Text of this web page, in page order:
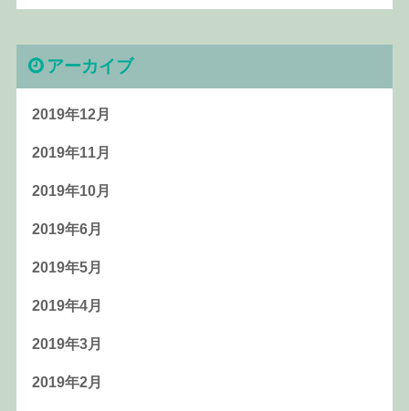
アーカイブ
2019年12月
2019年11月
2019年10月
2019年6月
2019年5月
2019年4月
2019年3月
2019年2月